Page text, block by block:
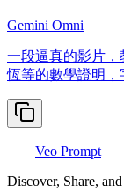
Gemini Omni
一段逼真的影片，
恆等的數學證明，
Veo Prompt
Discover, Share,